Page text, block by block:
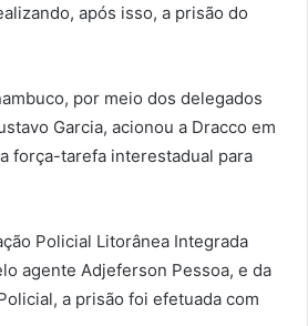
após isso, a prisão do
por meio dos delegados
Garcia, acionou a Dracco em
força-tarefa interestadual para
Policial Litorânea Integrada
agente Adjeferson Pessoa, e da
a prisão foi efetuada com